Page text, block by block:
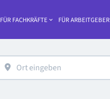
FÜR FACHKRÄFTE FÜR ARBEITGEBER